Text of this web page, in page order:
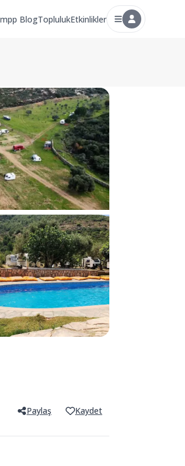
BlogToplulukEtkinlikler
Paylaş Kaydet